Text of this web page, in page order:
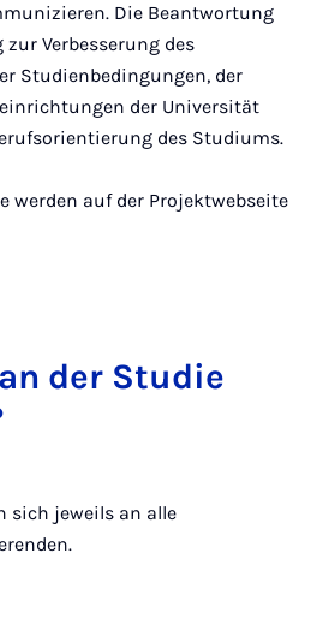
Die Beantwortung
Verbesserung des
Studienbedingungen, der
der Universität
des Studiums.
werden auf der Projektwebseite
der Stu­die
sich jeweils an alle